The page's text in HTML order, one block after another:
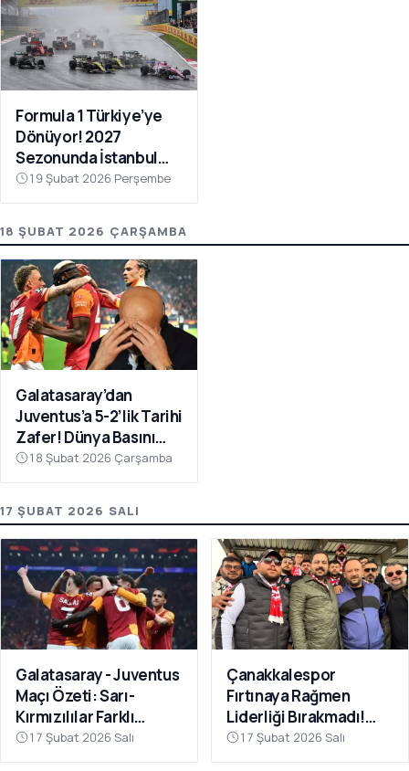
Formula 1 Türkiye’ye
Dönüyor! 2027
Sezonunda İstanbul
Park Takvimde
19 Şubat 2026 Perşembe
18 ŞUBAT 2026 ÇARŞAMBA
Galatasaray’dan
Juventus’a 5-2’lik Tarihi
Zafer! Dünya Basını
Manşetlere Taşıdı
18 Şubat 2026 Çarşamba
17 ŞUBAT 2026 SALI
Galatasaray - Juventus
Maçı Özeti: Sarı-
Kırmızılılar Farklı
Kazandı
17 Şubat 2026 Salı
Çanakkalespor
Fırtınaya Rağmen
Liderliği Bırakmadı!
Bayramiç
Deplasmanında Kritik 3
17 Şubat 2026 Salı